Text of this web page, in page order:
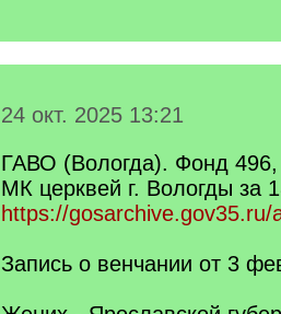
24 окт. 2025 13:21
ГАВО (Вологда). Фонд
МК церквей г. Вологды за
https://
Запись о венчании от 3